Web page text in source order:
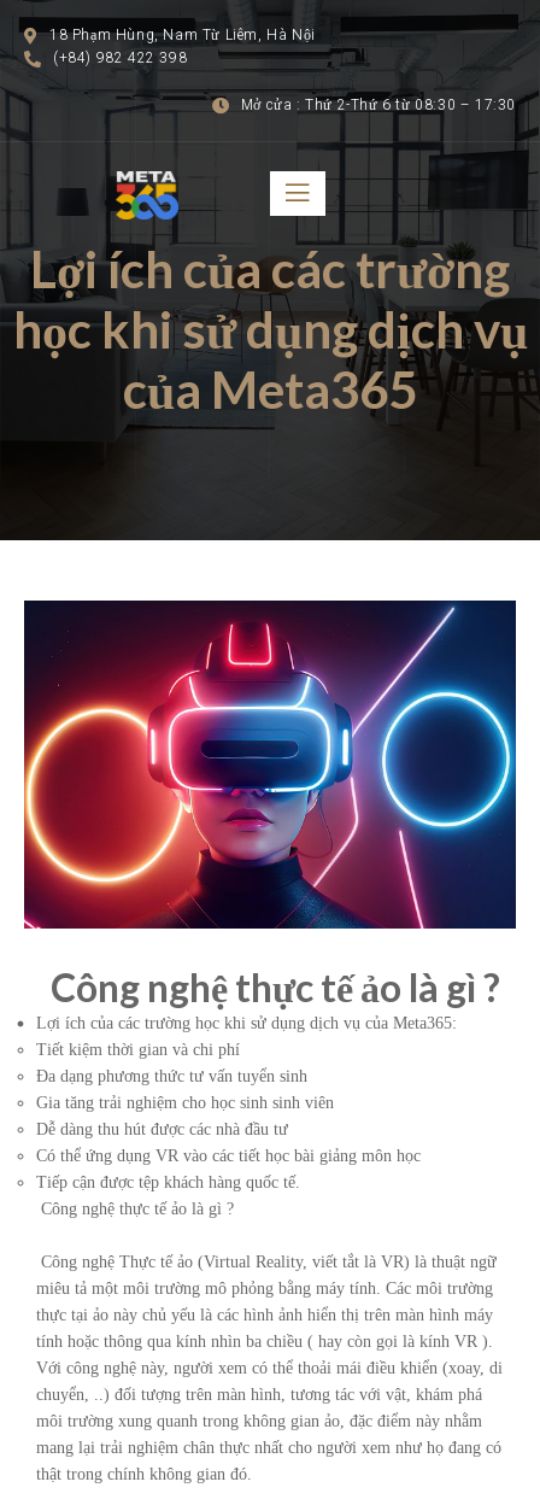
18 Phạm Hùng, Nam Từ Liêm, Hà Nội
(+84) 982 422 398
Mở cửa : Thứ 2-Thứ 6 từ 08:30 – 17:30
Lợi ích của các trường
học khi sử dụng dịch vụ
của Meta365
Công nghệ thực tế ảo là gì ?
Lợi ích của các trường học khi sử dụng dịch vụ của Meta365:
Tiết kiệm thời gian và chi phí
Đa dạng phương thức tư vấn tuyển sinh
Gia tăng trải nghiệm cho học sinh sinh viên
Dễ dàng thu hút được các nhà đầu tư
Có thể ứng dụng VR vào các tiết học bài giảng môn học
Tiếp cận được tệp khách hàng quốc tế.
Công nghệ thực tế ảo là gì ?
Công nghệ Thực tế ảo (Virtual Reality, viết tắt là VR) là thuật ngữ
miêu tả một môi trường mô phỏng bằng máy tính. Các môi trường
thực tại ảo này chủ yếu là các hình ảnh hiển thị trên màn hình máy
tính hoặc thông qua kính nhìn ba chiều ( hay còn gọi là kính VR ).
Với công nghệ này, người xem có thể thoải mái điều khiển (xoay, di
chuyển, ..) đối tượng trên màn hình, tương tác với vật, khám phá
môi trường xung quanh trong không gian ảo, đặc điểm này nhằm
mang lại trải nghiệm chân thực nhất cho người xem như họ đang có
thật trong chính không gian đó.